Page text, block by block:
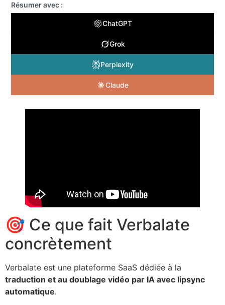
Résumer avec :
ChatGPT
Grok
Perplexity
Claude
🎯 Ce que fait Verbalate
concrètement
Verbalate est une plateforme SaaS dédiée à la
traduction et au doublage vidéo par IA avec lipsync
automatique.